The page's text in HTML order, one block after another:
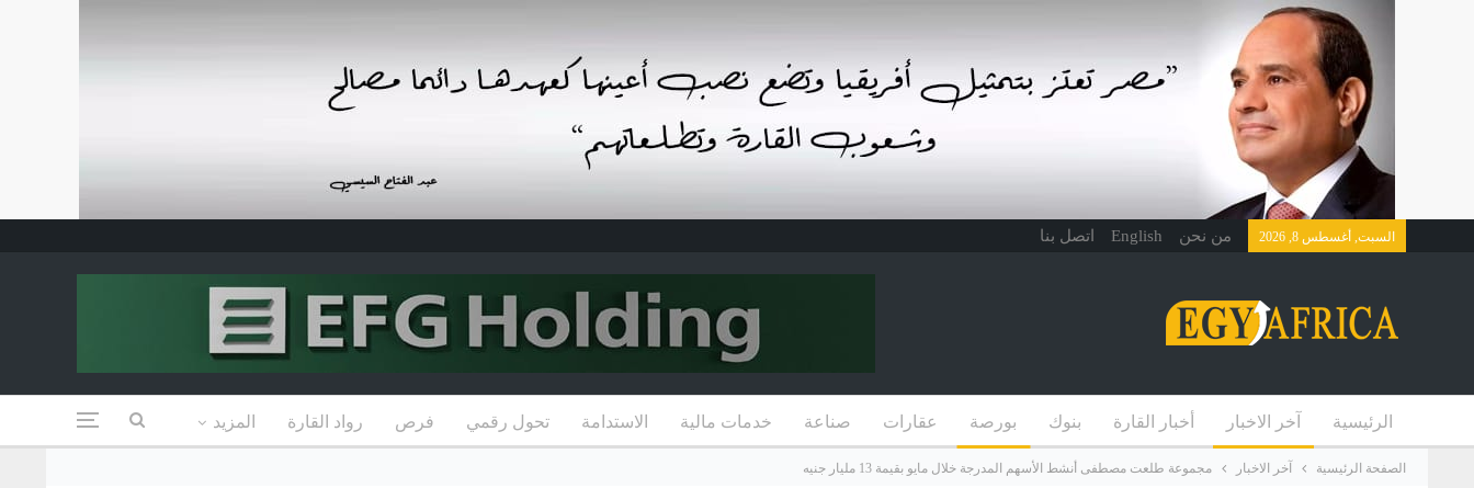
السبت, أغسطس 8, 2026 من نحن English اتصل بنا
الرئيسية آخر الاخبار أخبار القارة بنوك بورصة عقارات صناعة خدمات مالية الاستدامة تحول رقمي فرص رواد القارة المزيد
الصفحة الرئيسية آخر الاخبار مجموعة طلعت مصطفى أنشط الأسهم المدرجة خلال مايو بقيمة 13 مليار جنيه